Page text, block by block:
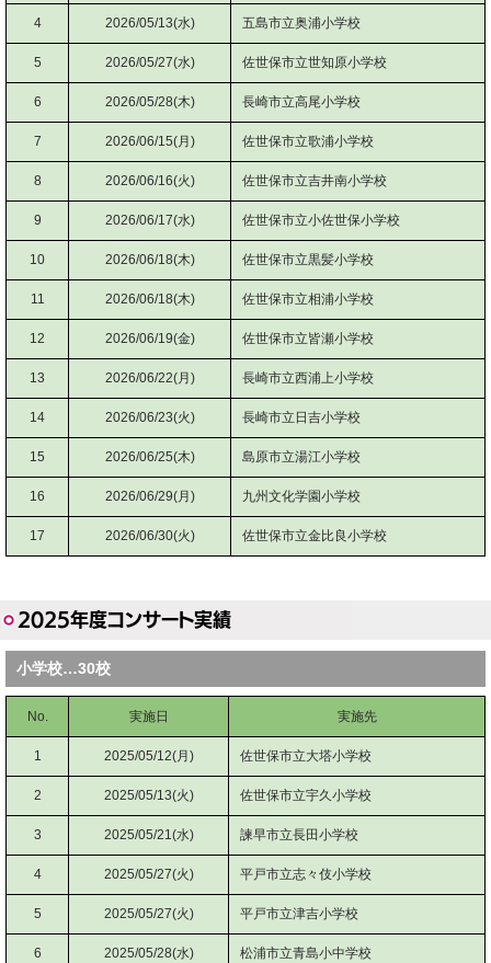
4 2026/05/13(水) 五島市立奥浦小学校
5 2026/05/27(水) 佐世保市立世知原小学校
6 2026/05/28(木) 長崎市立高尾小学校
7 2026/06/15(月) 佐世保市立歌浦小学校
8 2026/06/16(火) 佐世保市立吉井南小学校
9 2026/06/17(水) 佐世保市立小佐世保小学校
10 2026/06/18(木) 佐世保市立黒髪小学校
11 2026/06/18(木) 佐世保市立相浦小学校
12 2026/06/19(金) 佐世保市立皆瀬小学校
13 2026/06/22(月) 長崎市立西浦上小学校
14 2026/06/23(火) 長崎市立日吉小学校
15 2026/06/25(木) 島原市立湯江小学校
16 2026/06/29(月) 九州文化学園小学校
17 2026/06/30(火) 佐世保市立金比良小学校
2025年度コンサート実績
小学校…30校
No. 実施日 実施先
1 2025/05/12(月) 佐世保市立大塔小学校
2 2025/05/13(火) 佐世保市立宇久小学校
3 2025/05/21(水) 諫早市立長田小学校
4 2025/05/27(火) 平戸市立志々伎小学校
5 2025/05/27(火) 平戸市立津吉小学校
6 2025/05/28(水) 松浦市立青島小中学校